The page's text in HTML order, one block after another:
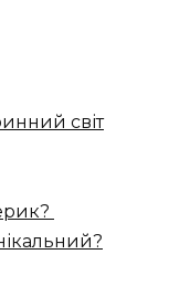
світ